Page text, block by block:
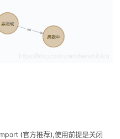
(官方推荐),使用前提是关闭